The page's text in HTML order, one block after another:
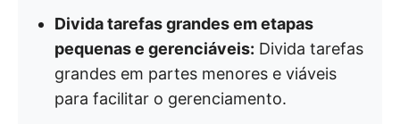
Divida tarefas grandes em etapas
pequenas e gerenciáveis: Divida tarefas
grandes em partes menores e viáveis
para facilitar o gerenciamento.